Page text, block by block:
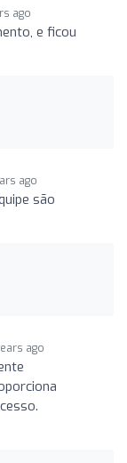
ago
e ficou
ago
são
ago